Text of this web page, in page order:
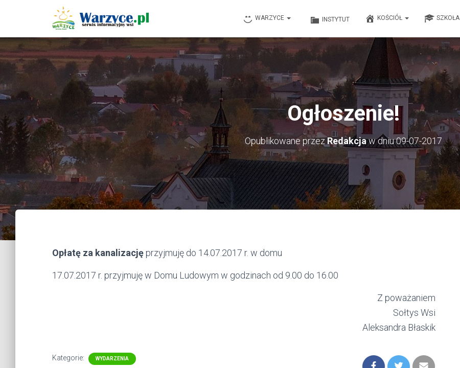
WARZYCE INSTYTUT KOŚCIÓŁ SZKOŁA
Ogłoszenie!
Opublikowane przezRedakcjaw dniu09-07-2017
Opłatę za kanalizację przyjmuję do 14.07.2017 r. w domu
17.07.2017 r. przyjmuję w Domu Ludowym w godzinach od 9.00 do 16.00
Z poważaniem
Sołtys Wsi
Aleksandra Błaskik
Kategorie: WYDARZENIA